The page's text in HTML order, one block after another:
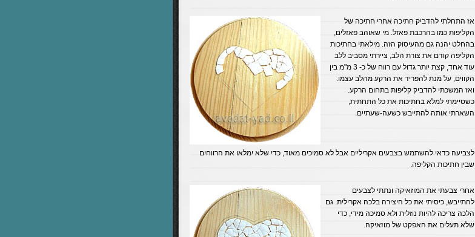
אז התחלתי להדביק חתיכה אחרי חתיכה של
הקליפות כמו בהרכבת פאזל. מי שאוהב פאזלים,
בהחלט יהנה גם מהעיסוק הזה. מילאתי בחתיכות
הקליפה קודם את צורת הלב, ציירתי מסביב ללב
עוד אחד, קצת יותר גדול עם רווח של כ- 3 מ"מ בין
הקווים, על מנת להפריד את הרקע מהלב עצמו.
ואז המשכתי להדביק קליפות בתחום הרקע.
כשסיימתי למלא בחתיכות את כל התחתית,
השארתי אותה להתייבש כשעה-שעתיים.
לצביעה כדאי להשתמש בצבעים אקריליים אבל לא סמיכים מאוד, כדי שלא ימלאו את הרווחים
שבין חתיכות הקליפה.
אחרי צבעתי את המוזאיקה ונתתי לצבעים
להתייבש, כיסיתי את כל היצירה בלכה אקרילית. גם
הלכה צריכה להיות נוזלית ולא סמיכה מידי, כדי
שלא תעלים את האפקט של מוזאיקה.